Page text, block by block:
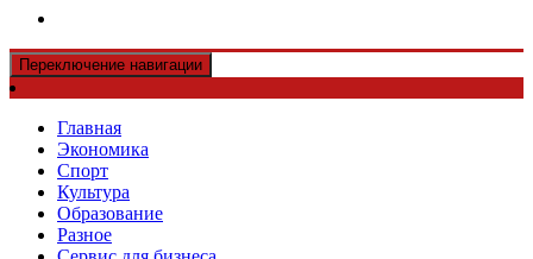
Переключение навигации
Главная
Экономика
Спорт
Культура
Образование
Разное